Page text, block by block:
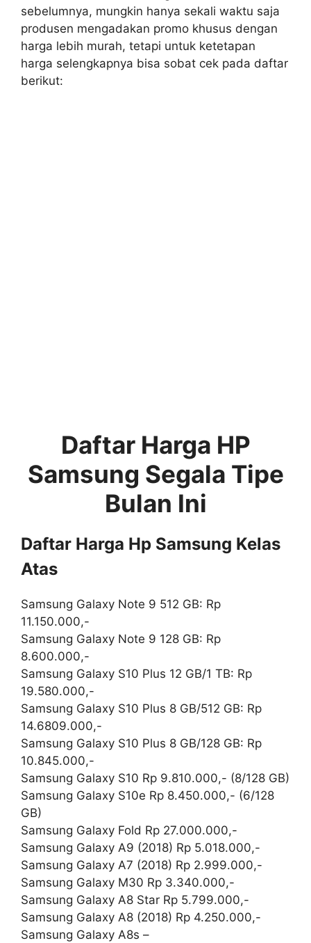
sebelumnya, mungkin hanya sekali waktu saja
produsen mengadakan promo khusus dengan
harga lebih murah, tetapi untuk ketetapan
harga selengkapnya bisa sobat cek pada daftar
berikut:
Daftar Harga HP
Samsung Segala Tipe
Bulan Ini
Daftar Harga Hp Samsung Kelas
Atas
Samsung Galaxy Note 9 512 GB: Rp
11.150.000,-
Samsung Galaxy Note 9 128 GB: Rp
8.600.000,-
Samsung Galaxy S10 Plus 12 GB/1 TB: Rp
19.580.000,-
Samsung Galaxy S10 Plus 8 GB/512 GB: Rp
14.6809.000,-
Samsung Galaxy S10 Plus 8 GB/128 GB: Rp
10.845.000,-
Samsung Galaxy S10 Rp 9.810.000,- (8/128 GB)
Samsung Galaxy S10e Rp 8.450.000,- (6/128
GB)
Samsung Galaxy Fold Rp 27.000.000,-
Samsung Galaxy A9 (2018) Rp 5.018.000,-
Samsung Galaxy A7 (2018) Rp 2.999.000,-
Samsung Galaxy M30 Rp 3.340.000,-
Samsung Galaxy A8 Star Rp 5.799.000,-
Samsung Galaxy A8 (2018) Rp 4.250.000,-
Samsung Galaxy A8s –